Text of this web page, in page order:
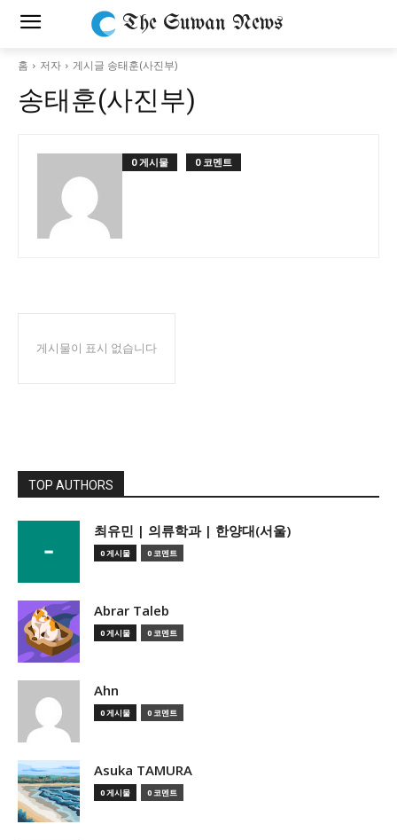
The Suwan News
홈 저자 게시글 송태훈(사진부)
송태훈(사진부)
0 게시물 0 코멘트
게시물이 표시 없습니다
TOP AUTHORS
­최유민 | 의류학과 | 한양대(서울)
0 게시물 0 코멘트
Abrar Taleb
0 게시물 0 코멘트
Ahn
0 게시물 0 코멘트
Asuka TAMURA
0 게시물 0 코멘트